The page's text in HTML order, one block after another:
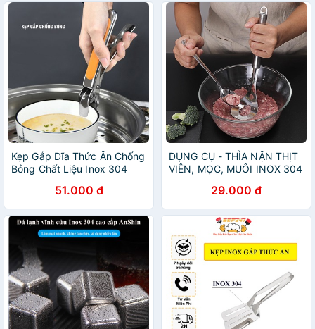
Kẹp Gắp Dĩa Thức Ăn Chống
Bỏng Chất Liệu Inox 304
51.000 đ
DỤNG CỤ - THÌA NẶN THỊT
VIÊN, MỌC, MUÔI INOX 304
29.000 đ